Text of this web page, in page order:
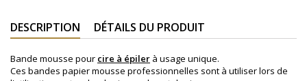
DESCRIPTION DÉTAILS DU PRODUIT
Bande mousse pour cire à épiler à usage unique.
Ces bandes papier mousse professionnelles sont à utiliser lors de